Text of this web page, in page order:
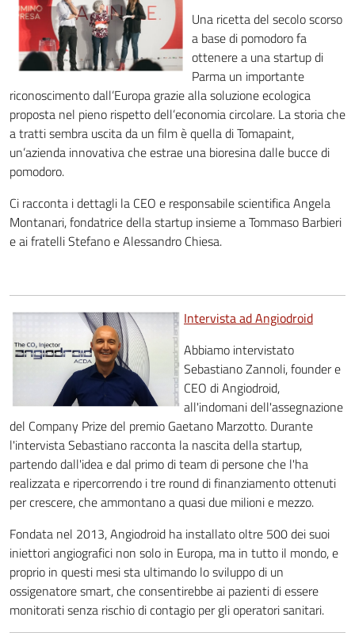
Una ricetta del secolo scorso
a base di pomodoro fa
ottenere a una startup di
Parma un importante
riconoscimento dall’Europa grazie alla soluzione ecologica
proposta nel pieno rispetto dell’economia circolare. La storia che
a tratti sembra uscita da un film è quella di Tomapaint,
un’azienda innovativa che estrae una bioresina dalle bucce di
pomodoro.
Ci racconta i dettagli la CEO e responsabile scientifica Angela
Montanari, fondatrice della startup insieme a Tommaso Barbieri
e ai fratelli Stefano e Alessandro Chiesa.
Intervista ad Angiodroid
Abbiamo intervistato
Sebastiano Zannoli, founder e
CEO di Angiodroid,
all'indomani dell'assegnazione
del Company Prize del premio Gaetano Marzotto. Durante
l'intervista Sebastiano racconta la nascita della startup,
partendo dall'idea e dal primo di team di persone che l'ha
realizzata e ripercorrendo i tre round di finanziamento ottenuti
per crescere, che ammontano a quasi due milioni e mezzo.
Fondata nel 2013, Angiodroid ha installato oltre 500 dei suoi
iniettori angiografici non solo in Europa, ma in tutto il mondo, e
proprio in questi mesi sta ultimando lo sviluppo di un
ossigenatore smart, che consentirebbe ai pazienti di essere
monitorati senza rischio di contagio per gli operatori sanitari.